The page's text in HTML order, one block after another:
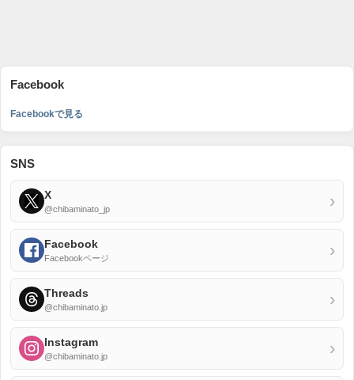
Facebook
Facebookで見る
SNS
X
@chibaminato_jp ›
Facebook
Facebookページ ›
Threads
@chibaminato.jp ›
Instagram
@chibaminato.jp ›